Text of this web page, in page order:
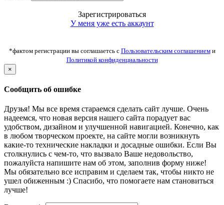
Зарегистрироваться
У меня уже есть аккаунт
*фактом регистрации вы соглашаетсь с Пользовательским соглашениеми
Политикой конфиденциальности
×
Сообщить об ошибке
Друзья! Мы все время стараемся сделать сайт лучше. Очень
надеемся, что новая версия нашего сайта порадует вас
удобством, дизайном и улучшенной навигацией. Конечно, как
в любом творческом проекте, на сайте могли возникнуть
какие-то технические накладки и досадные ошибки. Если Вы
столкнулись с чем-то, что вызвало Ваше недовольство,
пожалуйста напишите нам об этом, заполнив форму ниже!
Мы обязательно все исправим и сделаем так, чтобы никто не
ушел обиженным :) Спасибо, что помогаете нам становиться
лучше!